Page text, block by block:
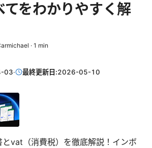
てをわかりやすく解
· 1 min
03· 最終更新日:2026-05-10
vat（消費税）を徹底解説！インボ